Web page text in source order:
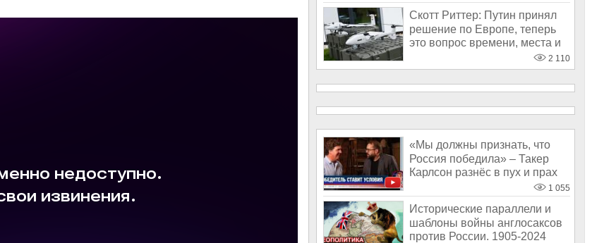
Скотт Риттер: Путин принял
решение по Европе, теперь
это вопрос времени, места и
2 110
«Мы должны признать, что
Россия победила» – Такер
Карлсон разнёс в пух и прах
1 055
Исторические параллели и
шаблоны войны англосаксов
против России. 1905-2024